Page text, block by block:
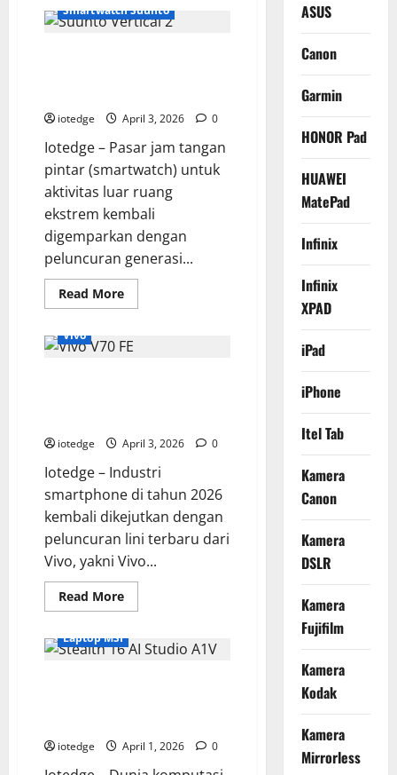
Galaxy
Tab
Online
dan
Hiburan
Smartwatch Suunto
iotedge April 3, 2026 0
Iotedge – Pasar jam tangan
pintar (smartwatch) untuk
aktivitas luar ruang
ekstrem kembali
digemparkan dengan
peluncuran generasi...
Read MoreRead
more
Lengkap
Suunto
dari
Finlandia
Vivo
iotedge April 3, 2026 0
Iotedge – Industri
smartphone di tahun 2026
kembali dikejutkan dengan
peluncuran lini terbaru dari
Vivo, yakni Vivo...
Read MoreRead
more
Vivo
V70
Terbaru
untuk
Foto
Laptop MSI
iotedge April 1, 2026 0
ASUS
Canon
Garmin
HONOR Pad
HUAWEI
MatePad
Infinix
Infinix
XPAD
iPad
iPhone
Itel Tab
Kamera
Canon
Kamera
DSLR
Kamera
Fujifilm
Kamera
Kodak
Kamera
Mirrorless